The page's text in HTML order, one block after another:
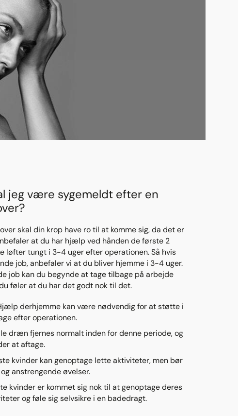
jeg være sygemeldt efter en
skal din krop have ro til at komme sig, da det er
at du har hjælp ved hånden de første 2
løfter tungt i 3-4 uger efter operationen. Så hvis
job, anbefaler vi at du bliver hjemme i 3-4 uger.
job kan du begynde at tage tilbage på arbejde
føler at du har det godt nok til det.
derhjemme kan være nødvendig for at støtte i
efter operationen.​
dræn fjernes normalt inden for denne periode, og
at aftage.
kvinder kan genoptage lette aktiviteter, men bør
anstrengende øvelser.​
kvinder er kommet sig nok til at genoptage deres
og føle sig selvsikre i en badedragt.